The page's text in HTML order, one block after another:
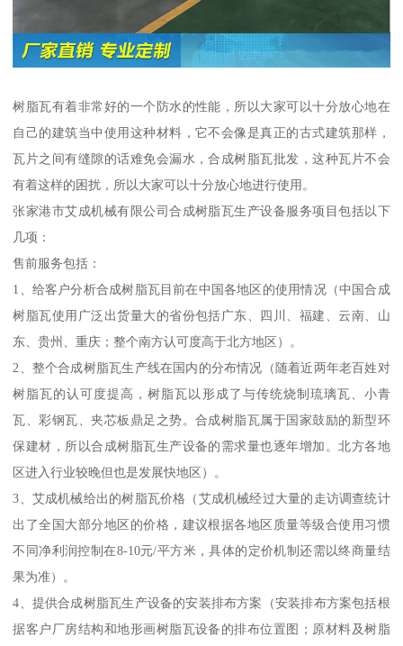
树脂瓦有着非常好的一个防水的性能，所以大家可以十分放心地在
自己的建筑当中使用这种材料，它不会像是真正的古式建筑那样，
瓦片之间有缝隙的话难免会漏水，合成树脂瓦批发，这种瓦片不会
有着这样的困扰，所以大家可以十分放心地进行使用。
张家港市艾成机械有限公司合成树脂瓦生产设备服务项目包括以下
几项：
售前服务包括：
1、给客户分析合成树脂瓦目前在中国各地区的使用情况（中国合成
树脂瓦使用广泛出货量大的省份包括广东、四川、福建、云南、山
东、贵州、重庆；整个南方认可度高于北方地区）。
2、整个合成树脂瓦生产线在国内的分布情况（随着近两年老百姓对
树脂瓦的认可度提高，树脂瓦以形成了与传统烧制琉璃瓦、小青
瓦、彩钢瓦、夹芯板鼎足之势。合成树脂瓦属于国家鼓励的新型环
保建材，所以合成树脂瓦生产设备的需求量也逐年增加。北方各地
区进入行业较晚但也是发展快地区）。
3、艾成机械给出的树脂瓦价格（艾成机械经过大量的走访调查统计
出了全国大部分地区的价格，建议根据各地区质量等级合使用习惯
不同净利润控制在8-10元/平方米，具体的定价机制还需以终商量结
果为准）。
4、提供合成树脂瓦生产设备的安装排布方案（安装排布方案包括根
据客户厂房结构和地形画树脂瓦设备的排布位置图；原材料及树脂